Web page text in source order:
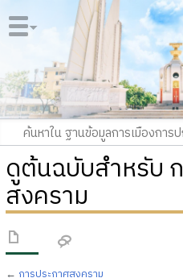
ดูต้นฉบับสำหรับ
สงคราม
← การประกาศสงคราม